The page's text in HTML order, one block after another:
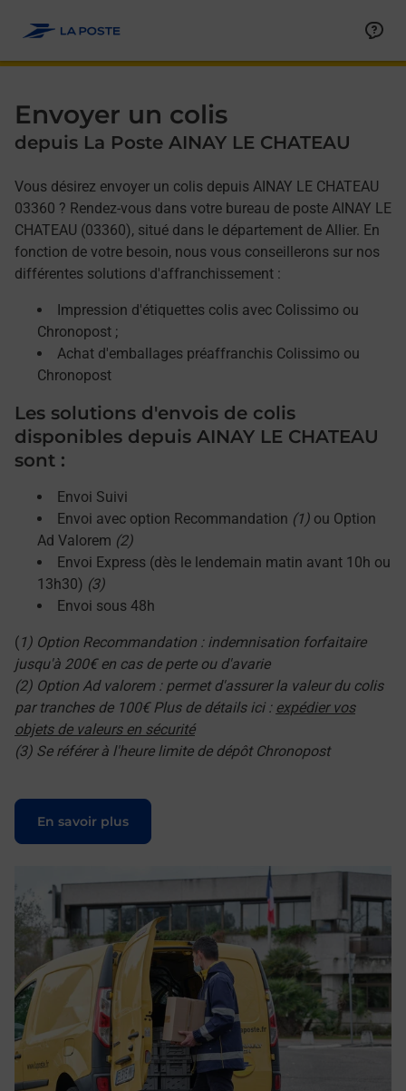
Envoyer un colis
depuis La Poste AINAY LE CHATEAU
Vous désirez envoyer un colis depuis AINAY LE CHATEAU
03360 ? Rendez-vous dans votre bureau de poste AINAY LE
CHATEAU (03360), situé dans le département de Allier. En
fonction de votre besoin, nous vous conseillerons sur nos
différentes solutions d'affranchissement :
Impression d'étiquettes colis avec Colissimo ou
Chronopost ;
Achat d'emballages préaffranchis Colissimo ou
Chronopost
Les solutions d'envois de colis
disponibles depuis AINAY LE CHATEAU
sont :
Envoi Suivi
Envoi avec option Recommandation (1) ou Option
Ad Valorem (2)
Envoi Express (dès le lendemain matin avant 10h ou
13h30) (3)
Envoi sous 48h
( 1) Option Recommandation : indemnisation forfaitaire
jusqu'à 200€ en cas de perte ou d'avarie
(2) Option Ad valorem : permet d'assurer la valeur du colis
par tranches de 100€ Plus de détails ici : expédier vos
objets de valeurs en sécurité
(3) Se référer à l'heure limite de dépôt Chronopost
En savoir plus
Le lien s'ouvre dans un nouvel onglet